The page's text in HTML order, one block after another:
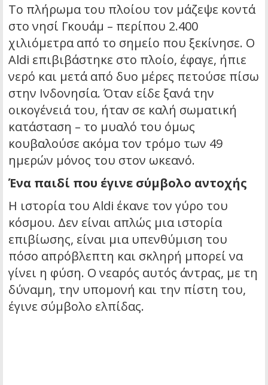
Το πλήρωμα του πλοίου τον μάζεψε κοντά
στο νησί Γκουάμ – περίπου 2.400
χιλιόμετρα από το σημείο που ξεκίνησε. Ο
Aldi επιβιβάστηκε στο πλοίο, έφαγε, ήπιε
νερό και μετά από δυο μέρες πετούσε πίσω
στην Ινδονησία. Όταν είδε ξανά την
οικογένειά του, ήταν σε καλή σωματική
κατάσταση – το μυαλό του όμως
κουβαλούσε ακόμα τον τρόμο των 49
ημερών μόνος του στον ωκεανό.
Ένα παιδί που έγινε σύμβολο αντοχής
Η ιστορία του Aldi έκανε τον γύρο του
κόσμου. Δεν είναι απλώς μια ιστορία
επιβίωσης, είναι μια υπενθύμιση του
πόσο απρόβλεπτη και σκληρή μπορεί να
γίνει η φύση. Ο νεαρός αυτός άντρας, με τη
δύναμη, την υπομονή και την πίστη του,
έγινε σύμβολο ελπίδας.